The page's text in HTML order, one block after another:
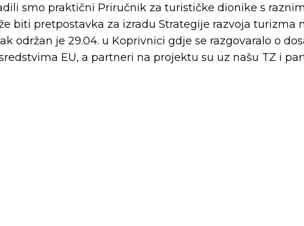
smo praktični Priručnik za turističke dionike s
biti pretpostavka za izradu Strategije razvoja turizma
održan je 29.04. u Koprivnici gdje se razgovaralo o
EU, a partneri na projektu su uz našu TZ i